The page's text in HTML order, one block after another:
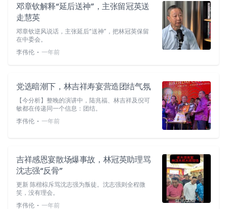
邓章钦解释“延后送神”，主张留冠英送
走慧英
邓章钦逆风说话，主张延后“送神”，把林冠英保留
在中委会。
李伟伦 ⋅ 一年前
党选暗潮下，林吉祥寿宴营造团结气氛
【今分析】整晚的演讲中，陆兆福、林吉祥及倪可
敏都在传递同一个信息：团结。
李伟伦 ⋅ 一年前
吉祥感恩宴散场爆事故，林冠英助理骂
沈志强“反骨”
更新 陈楷棕斥骂沈志强为叛徒。沈志强则全程微
笑，没有理会。
李伟伦 ⋅ 一年前